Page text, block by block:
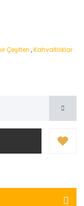
Çeşitleri ,Kahvaltılıklar